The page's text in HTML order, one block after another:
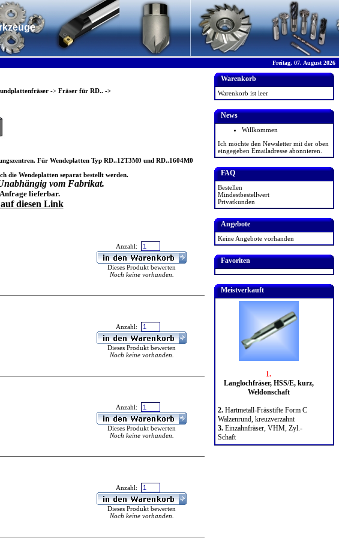
Freitag, 07. August 2026
-> Fräser für RD.. ->
Für Wendeplatten Typ RD..12T3M0 und RD..1604M0
die Wendeplatten separat bestellt werden.
vom Fabrikat.
lieferbar.
diesen Link
Anzahl:
Dieses Produkt bewerten
Noch keine vorhanden.
Anzahl:
Dieses Produkt bewerten
Noch keine vorhanden.
Anzahl:
Dieses Produkt bewerten
Noch keine vorhanden.
Anzahl:
Dieses Produkt bewerten
Noch keine vorhanden.
Warenkorb
Warenkorb ist leer
News
Willkommen
Ich möchte den Newsletter mit der oben
eingegeben Emailadresse abonnieren.
FAQ
Bestellen
Mindestbestellwert
Privatkunden
Angebote
Keine Angebote vorhanden
Favoriten
Meistverkauft
1.
Langlochfräser, HSS/E, kurz,
Weldonschaft
2. Hartmetall-Frässtifte Form C
Walzenrund, kreuzverzahnt
3. Einzahnfräser, VHM, Zyl.-
Schaft